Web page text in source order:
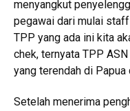
menyangkut
pegawai dari mulai
TPP yang ada ini kita
chek, ternyata TPP
yang terendah di Papua
Setelah menerima